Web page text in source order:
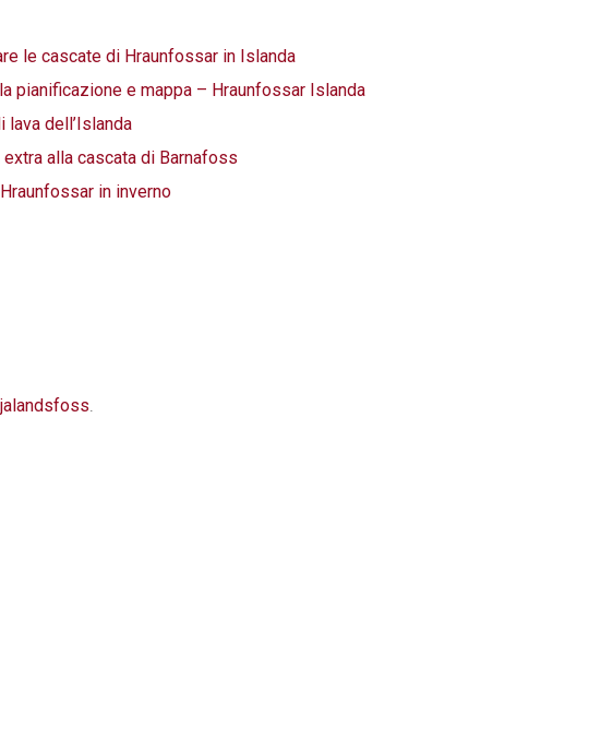
le cascate di Hraunfossar in Islanda
pianificazione e mappa – Hraunfossar Islanda
lava dell’Islanda
alla cascata di Barnafoss
in inverno
.